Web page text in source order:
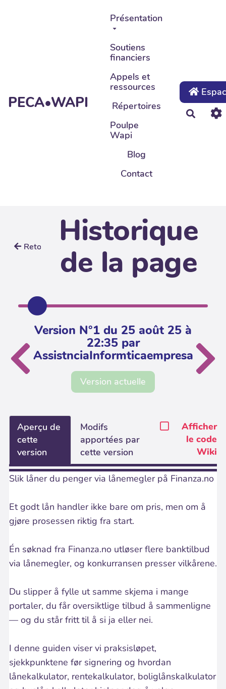
Aller au contenu principal
PECA•WAPI
Présentation
Soutiens
financiers
Appels et
ressources
Répertoires
Poulpe
Wapi
Blog
Contact
Retour
Historique
de la page
Version N°1 du 25 août 25 à
22:35 par
AssistnciaInformticaempresa
Version actuelle
Aperçu de
cette
version
Modifs
apportées par
cette version
Afficher
le code
Wiki